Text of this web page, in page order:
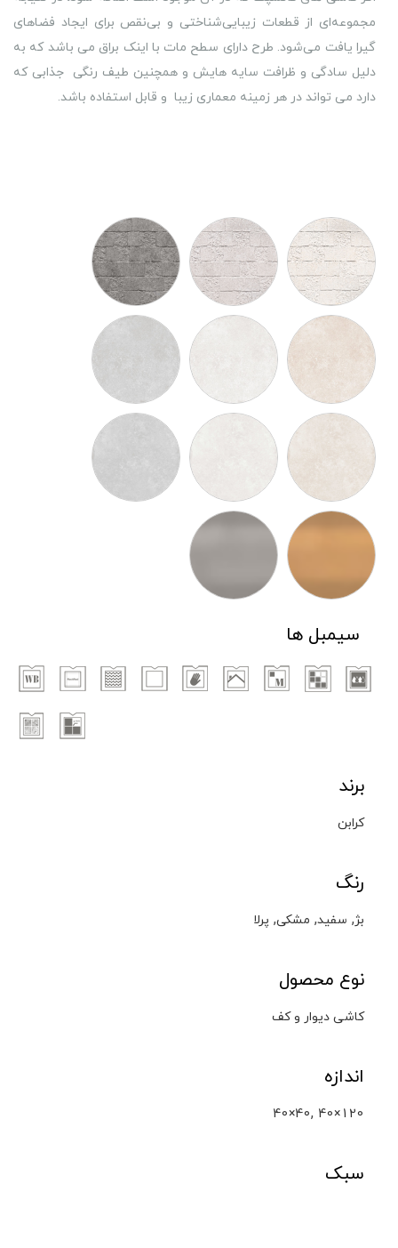
مجموعه‌ای از قطعات زیبایی‌شناختی و بی‌نقص برای ایجاد فضاهای
گیرا یافت می‌شود. طرح دارای سطح مات با اینک براق می باشد که به
دلیل سادگی و ظرافت سایه هایش و همچنین طیف رنگی جذابی که
دارد می تواند در هر زمینه معماری زیبا و قابل استفاده باشد.
سیمبل ها
برند
کرابن
رنگ
بژ, سفید, مشکی, پرلا
نوع محصول
کاشی دیوار و کف
اندازه
40×40, 40×120
سبک